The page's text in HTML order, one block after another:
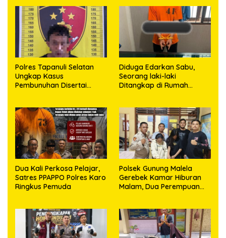
Polres Tapanuli Selatan
Ungkap Kasus
Pembunuhan Disertai
Ditangkap
Diduga Edarkan Sabu,
Seorang laki-laki
Ditangkap di Rumah
Puluhan Plastik Klip
Dua Kali Perkosa Pelajar,
Satres PPAPPO Polres Karo
Ringkus Pemuda
Polsek Gunung Malela
Gerebek Kamar Hiburan
Malam, Dua Perempuan